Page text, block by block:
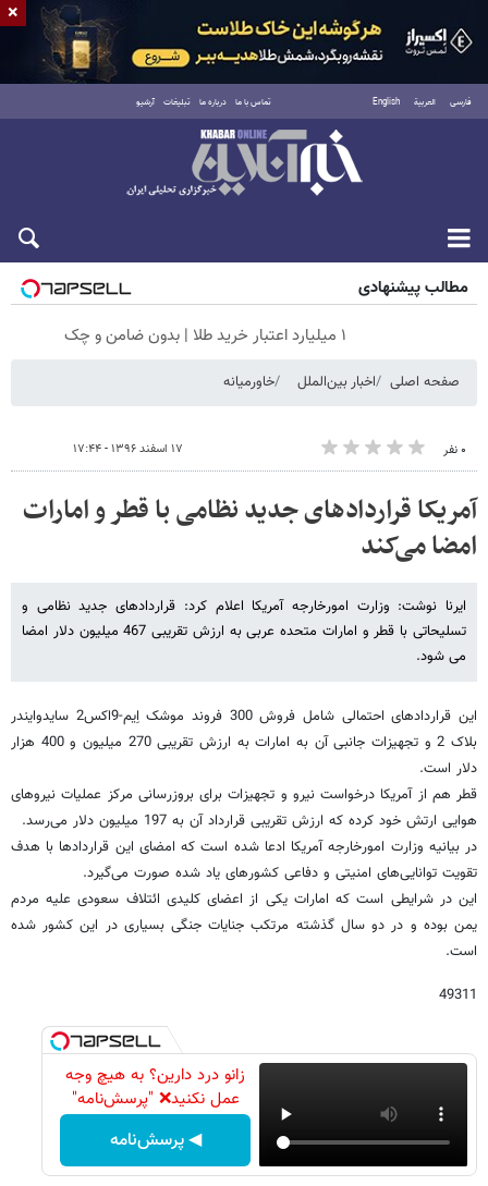
فارسی العربية English تماس با ما درباره ما تبلیغات آرشیو
جمعه ۱۶ مرداد ۱۴۰۵
مطالب پیشنهادی
۱ میلیارد اعتبار خرید طلا | بدون ضامن و چک
صفحه اصلی اخبار بین‌الملل خاورمیانه
۰ نفر ۱۷ اسفند ۱۳۹۶ - ۱۷:۴۴
آمریکا قراردادهای جدید نظامی با قطر و امارات
امضا می‌کند
ایرنا نوشت: وزارت امورخارجه آمریکا اعلام کرد: قراردادهای جدید نظامی و
تسلیحاتی با قطر و امارات متحده عربی به ارزش تقریبی 467 میلیون دلار امضا
می شود.
این قراردادهای احتمالی شامل فروش 300 فروند موشک اِیم-9اکس2 سایدوایندر
بلاک 2 و تجهیزات جانبی آن به امارات به ارزش تقریبی 270 میلیون و 400 هزار
دلار است.
قطر هم از آمریکا درخواست نیرو و تجهیزات برای بروزرسانی مرکز عملیات نیروهای
هوایی ارتش خود کرده که ارزش تقریبی قرارداد آن به 197 میلیون دلار می‌رسد.
در بیانیه وزارت امورخارجه آمریکا ادعا شده است که امضای این قراردادها با هدف
تقویت توانایی‌های امنیتی و دفاعی کشورهای یاد شده صورت می‌گیرد.
این در شرایطی است که امارات یکی از اعضای کلیدی ائتلاف سعودی علیه مردم
یمن بوده و در دو سال گذشته مرتکب جنایات جنگی بسیاری در این کشور شده
است.
49311
زانو درد دارین؟ به هیچ وجه
عمل نکنید❌ "پرسش‌نامه"
◀ پرسش‌نامه
×